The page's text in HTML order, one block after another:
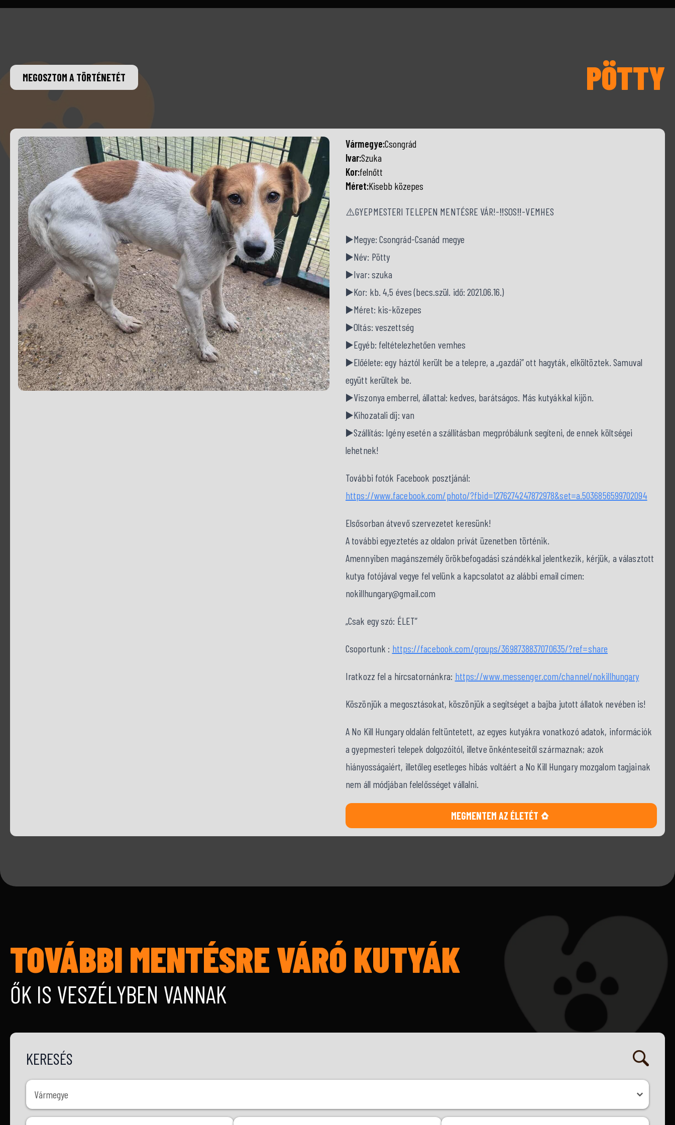
MEGOSZTOM A TÖRTÉNETÉT PÖTTY
Vármegye:Csongrád
Ivar:Szuka
Kor:felnőtt
Méret:Kisebb közepes
⚠️GYEPMESTERI TELEPEN MENTÉSRE VÁR!-‼️SOS‼️-VEMHES
▶️Megye: Csongrád-Csanád megye
▶️Név: Pötty
▶️Ivar: szuka
▶️Kor: kb. 4,5 éves (becs.szül. idő: 2021.06.16.)
▶️Méret: kis-közepes
▶️Oltás: veszettség
▶️Egyéb: feltételezhetően vemhes
▶️Előélete: egy háztól került be a telepre, a „gazdái” ott hagyták, elköltöztek. Samuval
együtt kerültek be.
▶️Viszonya emberrel, állattal: kedves, barátságos. Más kutyákkal kijön.
▶️Kihozatali díj: van
▶️Szállítás: Igény esetén a szállításban megpróbálunk segíteni, de ennek költségei
lehetnek!
További fotók Facebook posztjánál:
https://www.facebook.com/photo/?fbid=1276274247872978&set=a.5036856599702094
Elsősorban átvevő szervezetet keresünk!
A további egyeztetés az oldalon privát üzenetben történik.
Amennyiben magánszemély örökbefogadási szándékkal jelentkezik, kérjük, a választott
kutya fotójával vegye fel velünk a kapcsolatot az alábbi email címen:
nokillhungary@gmail.com
„Csak egy szó: ÉLET”
Csoportunk : https://facebook.com/groups/3698738837070635/?ref=share
Iratkozz fel a hírcsatornánkra: https://www.messenger.com/channel/nokillhungary
Köszönjük a megosztásokat, köszönjük a segítséget a bajba jutott állatok nevében is!
A No Kill Hungary oldalán feltüntetett, az egyes kutyákra vonatkozó adatok, információk
a gyepmesteri telepek dolgozóitól, illetve önkénteseitől származnak; azok
hiányosságaiért, illetőleg esetleges hibás voltáért a No Kill Hungary mozgalom tagjainak
nem áll módjában felelősséget vállalni.
MEGMENTEM AZ ÉLETÉT
TOVÁBBI MENTÉSRE VÁRÓ KUTYÁK
ŐK IS VESZÉLYBEN VANNAK
KERESÉS
Vármegye
Vármegye
Ivar Kor Méret